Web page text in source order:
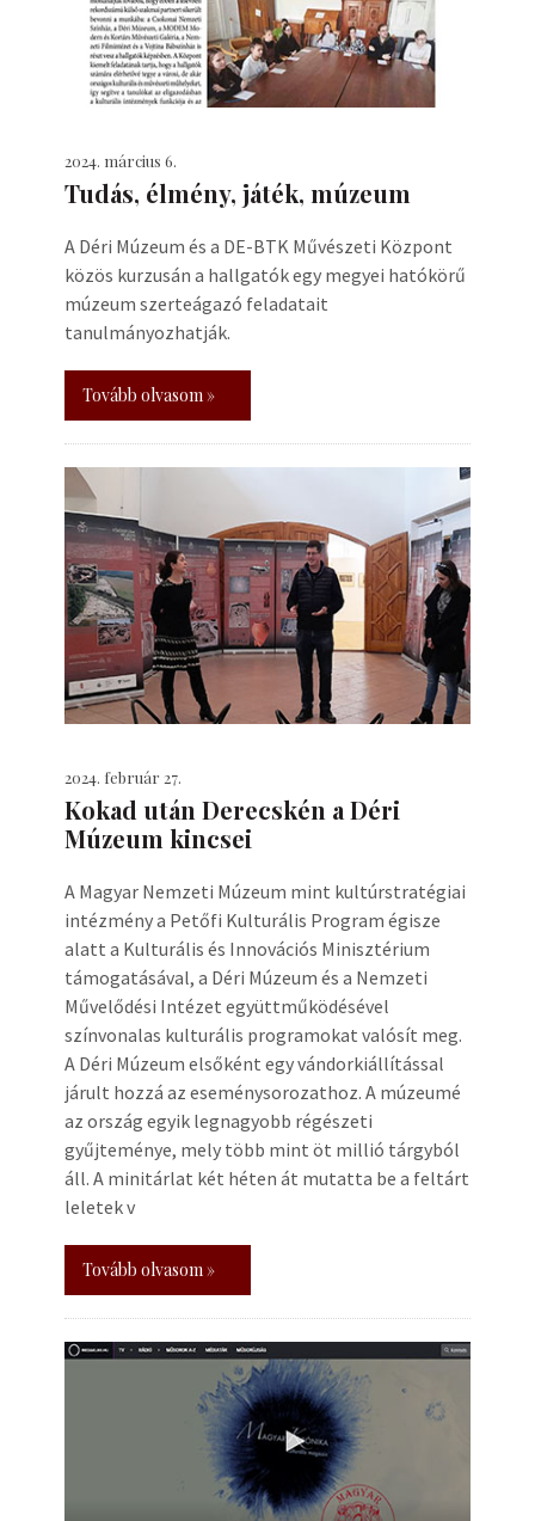
2024. március 6.
Tudás, élmény, játék, múzeum
A Déri Múzeum és a DE-BTK Művészeti Központ
közös kurzusán a hallgatók egy megyei hatókörű
múzeum szerteágazó feladatait
tanulmányozhatják.
Tovább olvasom »
2024. február 27.
Kokad után Derecskén a Déri
Múzeum kincsei
A Magyar Nemzeti Múzeum mint kultúrstratégiai
intézmény a Petőfi Kulturális Program égisze
alatt a Kulturális és Innovációs Minisztérium
támogatásával, a Déri Múzeum és a Nemzeti
Művelődési Intézet együttműködésével
színvonalas kulturális programokat valósít meg.
A Déri Múzeum elsőként egy vándorkiállítással
járult hozzá az eseménysorozathoz. A múzeumé
az ország egyik legnagyobb régészeti
gyűjteménye, mely több mint öt millió tárgyból
áll. A minitárlat két héten át mutatta be a feltárt
leletek v
Tovább olvasom »